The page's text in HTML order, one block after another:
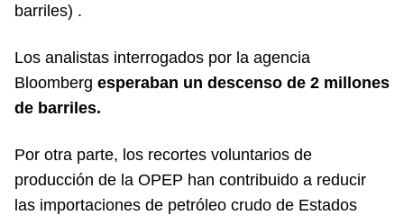
barriles) .
Los analistas interrogados por la agencia
Bloomberg esperaban un descenso de 2 millones
de barriles.
Por otra parte, los recortes voluntarios de
producción de la OPEP han contribuido a reducir
las importaciones de petróleo crudo de Estados